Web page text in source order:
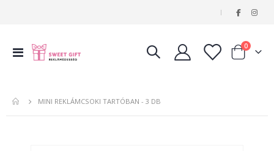
|
Navigáció
váltása
Kosár
0tételeket
MINI REKLÁMCSOKI TARTÓBAN - 3 DB